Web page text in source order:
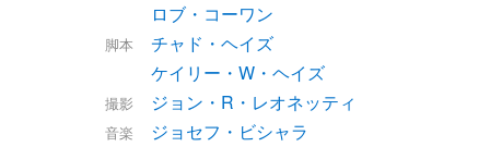
ロブ・コーワン
脚本
チャド・ヘイズ
ケイリー・W・ヘイズ
撮影 ジョン・R・レオネッティ
音楽 ジョセフ・ビシャラ